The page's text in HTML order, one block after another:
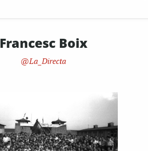
Francesc Boix
La_Directa